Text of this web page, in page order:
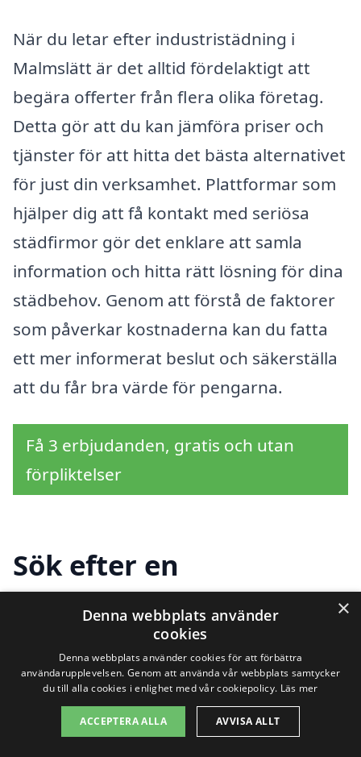
När du letar efter industristädning i
Malmslätt är det alltid fördelaktigt att
begära offerter från flera olika företag.
Detta gör att du kan jämföra priser och
tjänster för att hitta det bästa alternativet
för just din verksamhet. Plattformar som
hjälper dig att få kontakt med seriösa
städfirmor gör det enklare att samla
information och hitta rätt lösning för dina
städbehov. Genom att förstå de faktorer
som påverkar kostnaderna kan du fatta
ett mer informerat beslut och säkerställa
att du får bra värde för pengarna.
Få 3 erbjudanden, gratis och utan
förpliktelser
Sök efter en
professionell för
industristädning i
andra städer nära
Malmslätt
×
Denna webbplats använder
cookies
Denna webbplats använder cookies för att förbättra
användarupplevelsen. Genom att använda vår webbplats samtycker
du till alla cookies i enlighet med vår cookiepolicy. Läs mer
ACCEPTERA ALLA AVVISA ALLT